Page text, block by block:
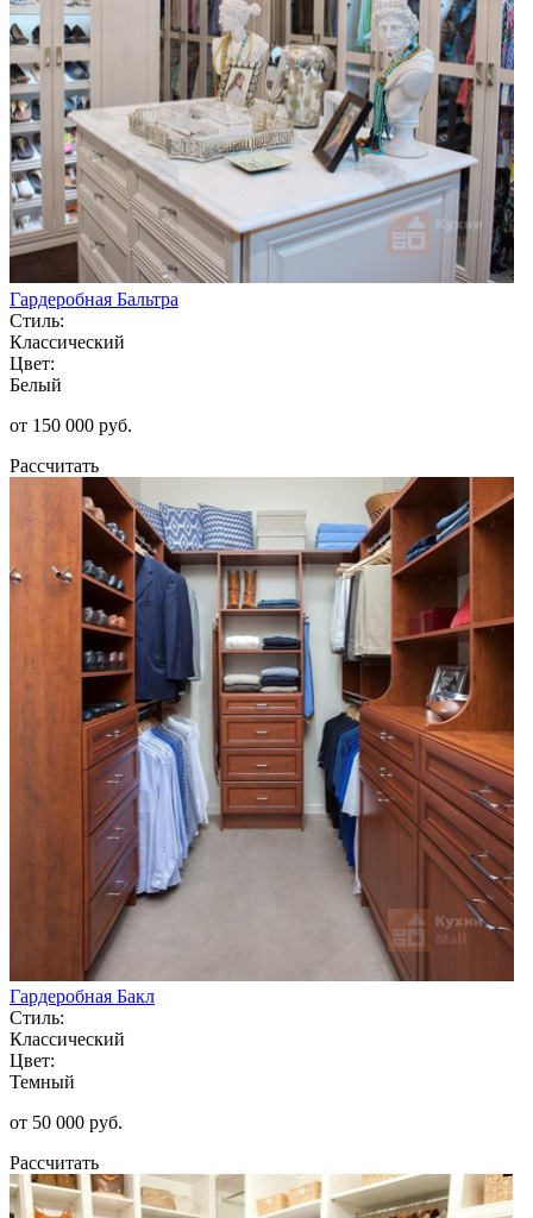
Гардеробная Бальтра
Стиль:
Классический
Цвет:
Белый
от 150 000 руб.
Рассчитать
Гардеробная Бакл
Стиль:
Классический
Цвет:
Темный
от 50 000 руб.
Рассчитать